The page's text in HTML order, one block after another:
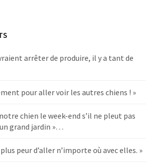
arrêter de produire, il y a tant de
pour aller voir les autres chiens ! »
chien le week-end s’il ne pleut pas
grand jardin »…
peur d’aller n’importe où avec elles. »